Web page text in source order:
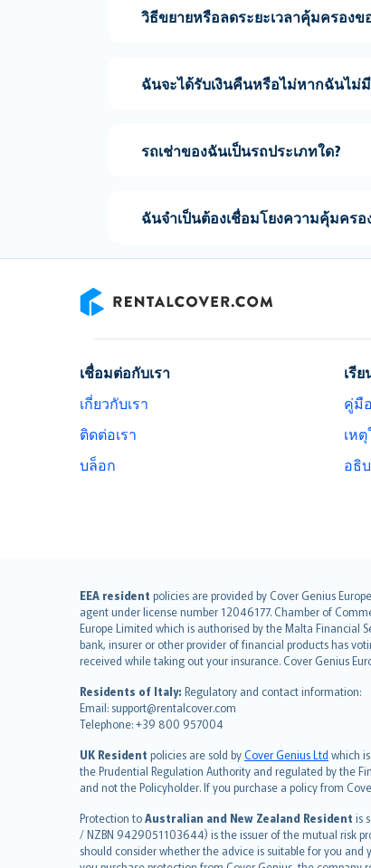
วิธีขยายหรือลดระยะเวลาคุ้มครอง
ฉันจะได้รับเงินคืนหรือไม่หากฉันไม่
รถเช่าของฉันเป็นรถประเภทใด?
ฉันจำเป็นต้องเชื่อมโยงความคุ้มคร
เชื่อมต่อกับเรา
เกี่ยวกับเรา
ติดต่อเรา
บล็อก
เรี
คู่มื
เห
อธิ
EEA resident policies are provided by Cover Genius
agent under license number 12046177. Chamber of
Europe Limited which is authorised by the Malta Financial
bank, insurer or other provider of financial products has
received while taking out your insurance. Cover Genius
Residents of Italy: Regulatory and contact information:
Email: support@rentalcover.com
Telephone: +39 800 957004
UK Resident policies are sold byCover Genius Ltd which
the Prudential Regulation Authority and regulated by the
and not the Policyholder. If you purchase a policy from
Protection toAustralian and New Zealand Resident is
/ NZBN 9429051103644) is the issuer of the mutual risk
should consider whether the advice is suitable for you and
English (UK)
English (US)
Deutsch
français
Nederlands
español
italiano
简体中文
繁體中文
Português
polski
עברית
Português